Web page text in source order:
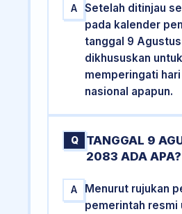
A
Setelah ditinjau
pada kalender
tanggal 9
dikhususkan untuk
memperingati
nasional apapun.
Q
TANGGAL 9
2083 ADA APA?
A
Menurut rujukan
pemerintah resmi